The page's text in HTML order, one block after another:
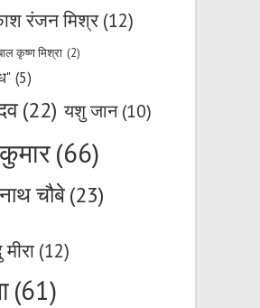
रंजन मिश्र (12)
कृष्ण मिश्रा (2)
(5)
(22) यशु जान (10)
(66)
चौबे(23)
(12)
(61)